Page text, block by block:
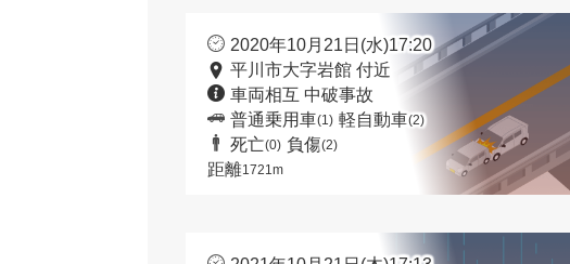
2020年10月21日(水)17:20
平川市大字岩館 付近
車両相互 中破事故
普通乗用車(1) 軽自動車(2)
死亡(0) 負傷(2)
距離1721m